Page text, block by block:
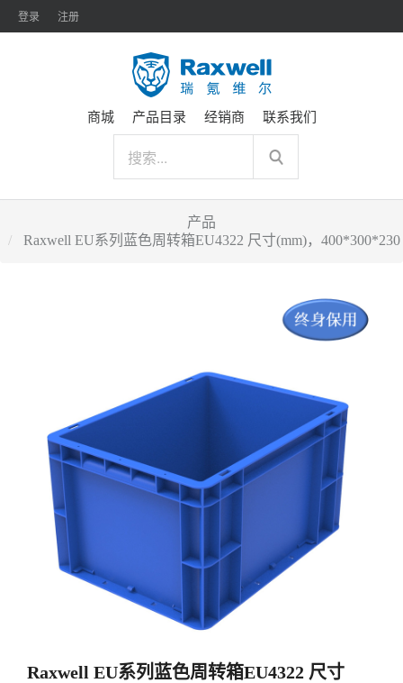
登录 注册
商城 产品目录 经销商 联系我们
产品
Raxwell EU系列蓝色周转箱EU4322 尺寸(mm)，400*300*230
Raxwell EU系列蓝色周转箱EU4322 尺寸